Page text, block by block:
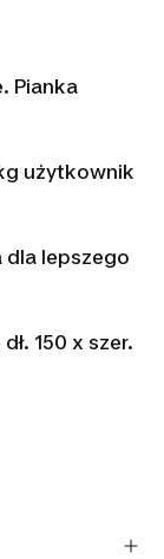
Pianka
użytkownik
dla lepszego
150 x szer.